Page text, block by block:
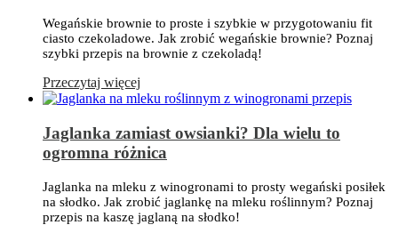
Wegańskie brownie to proste i szybkie w przygotowaniu fit
ciasto czekoladowe. Jak zrobić wegańskie brownie? Poznaj
szybki przepis na brownie z czekoladą!
Przeczytaj więcej
Jaglanka zamiast owsianki? Dla wielu to
ogromna różnica
Jaglanka na mleku z winogronami to prosty wegański posiłek
na słodko. Jak zrobić jaglankę na mleku roślinnym? Poznaj
przepis na kaszę jaglaną na słodko!